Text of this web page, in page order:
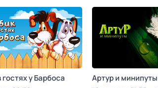
гостях у Барбоса Артур и минипуты